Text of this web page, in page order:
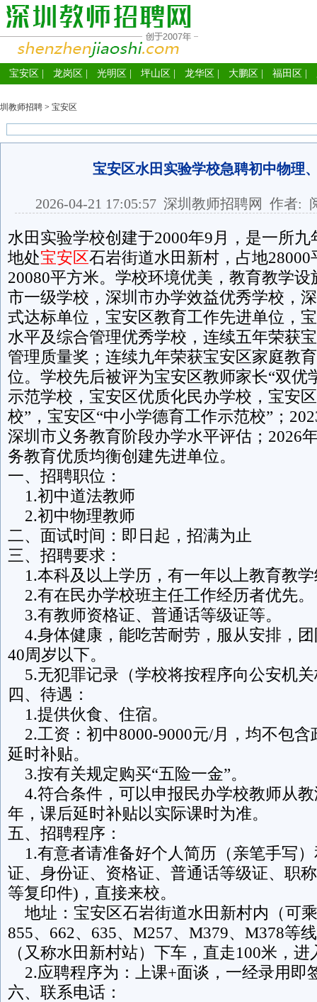
宝安区 龙岗区 光明区 坪山区 龙华区 大鹏区 福田区
圳教师招聘 > 宝安区
宝安区水田实验学校急聘初中物理
2026-04-21 17:05:57 深圳教师招聘网 作者:
水田实验学校创建于2000年9月，是一所
地处宝安区石岩街道水田新村，占地
20080平方米。学校环境优美，教育教学
市一级学校，深圳市办学效益优秀学校，
式达标单位，宝安区教育工作先进单位，
水平及综合管理优秀学校，连续五年荣获
管理质量奖；连续九年荣获宝安区家庭教
位。学校先后被评为宝安区教师家长“双优
示范学校，宝安区优质化民办学校，宝安
校”，宝安区“中小学德育工作示范校”；
深圳市义务教育阶段办学水平评估；2026
务教育优质均衡创建先进单位。
一、招聘职位：
1.初中道法教师
2.初中物理教师
二、面试时间：即日起，招满为止
三、招聘要求：
1.本科及以上学历，有一年以上教育教
2.有在民办学校班主任工作经历者优先。
3.有教师资格证、普通话等级证等。
4.身体健康，能吃苦耐劳，服从安排，
40周岁以下。
5.无犯罪记录（学校将按程序向公安机
四、待遇：
1.提供伙食、住宿。
2.工资：初中8000-9000元/月，均不包含
延时补贴。
3.按有关规定购买“五险一金”。
4.符合条件，可以申报民办学校教师从教
年，课后延时补贴以实际课时为准。
五、招聘程序：
1.有意者请准备好个人简历（亲笔手写
证、身份证、资格证、普通话等级证、职
等复印件)，直接来校。
地址：宝安区石岩街道水田新村内（可
855、662、635、M257、M379、M378等
（又称水田新村站）下车，直走100米，
2.应聘程序为：上课+面谈，一经录用即
六、联系电话：